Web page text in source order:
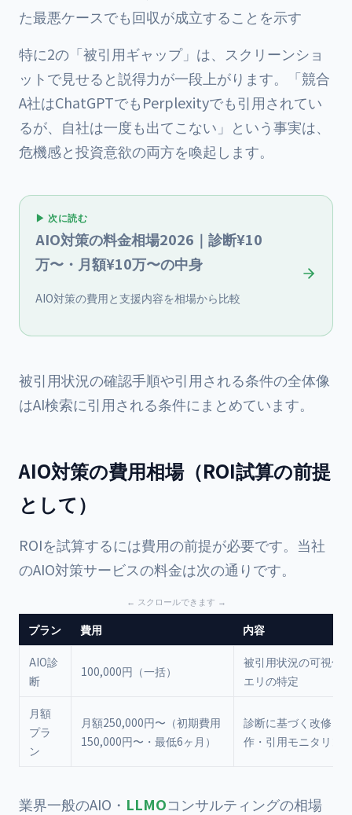
た最悪ケースでも回収が成立することを示す
特に2の「被引用ギャップ」は、スクリーンショ
ットで見せると説得力が一段上がります。「競合
A社はChatGPTでもPerplexityでも引用されてい
るが、自社は一度も出てこない」という事実は、
危機感と投資意欲の両方を喚起します。
▶ 次に読む
AIO対策の料金相場2026｜診断¥10
万〜・月額¥10万〜の中身
AIO対策の費用と支援内容を相場から比較
被引用状況の確認手順や引用される条件の全体像
はAI検索に引用される条件にまとめています。
AIO対策の費用相場（ROI試算の前提
として）
ROIを試算するには費用の前提が必要です。当社
のAIO対策サービスの料金は次の通りです。
プラン 費用 内容
AIO診
断
100,000円（一括）
被引用状況の可視化
エリの特定
月額
プラ
ン
月額250,000円〜（初期費用
150,000円〜・最低6ヶ月）
診断に基づく改修・
作・引用モニタリン
業界一般のAIO・ LLMOコンサルティングの相場